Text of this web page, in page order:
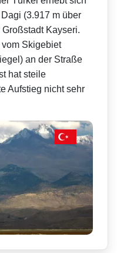
(3.917 m über
Kayseri.
vom Skigebiet
an der Straße
hat steile
Aufstieg nicht sehr